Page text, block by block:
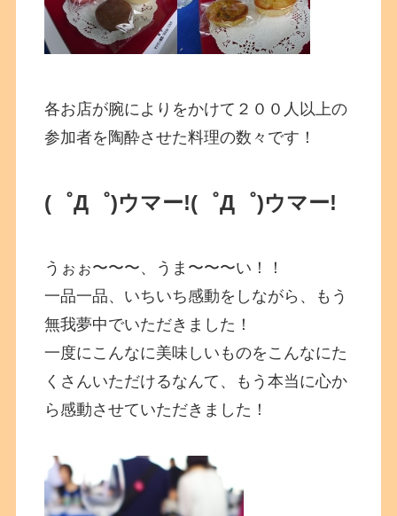
各お店が腕によりをかけて２００人以上の
参加者を陶酔させた料理の数々です！
(゜Д゜)ウマー!(゜Д゜)ウマー!
うぉぉ〜〜〜、うま〜〜〜い！！
一品一品、いちいち感動をしながら、もう
無我夢中でいただきました！
一度にこんなに美味しいものをこんなにた
くさんいただけるなんて、もう本当に心か
ら感動させていただきました！